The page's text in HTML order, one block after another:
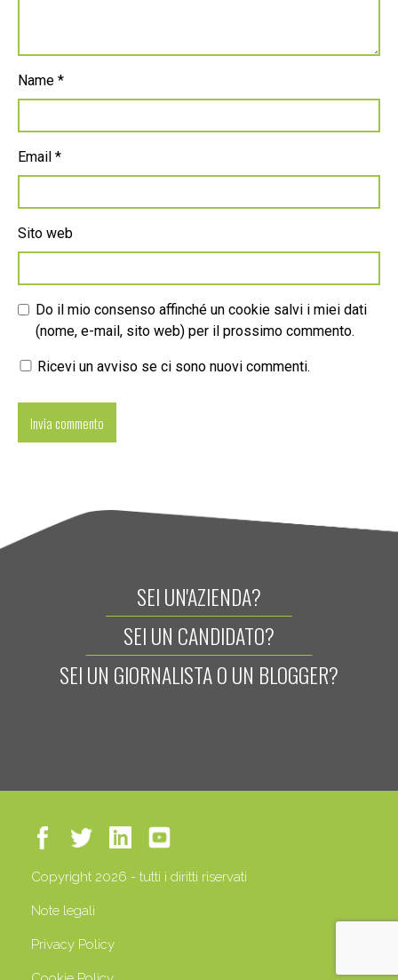
Name *
Email *
Sito web
Do il mio consenso affinché un cookie salvi i miei dati
(nome, e-mail, sito web) per il prossimo commento.
Ricevi un avviso se ci sono nuovi commenti.
SEI UN'AZIENDA?
SEI UN CANDIDATO?
SEI UN GIORNALISTA O UN BLOGGER?
Copyright 2026 - tutti i diritti riservati
Note legali
Privacy Policy